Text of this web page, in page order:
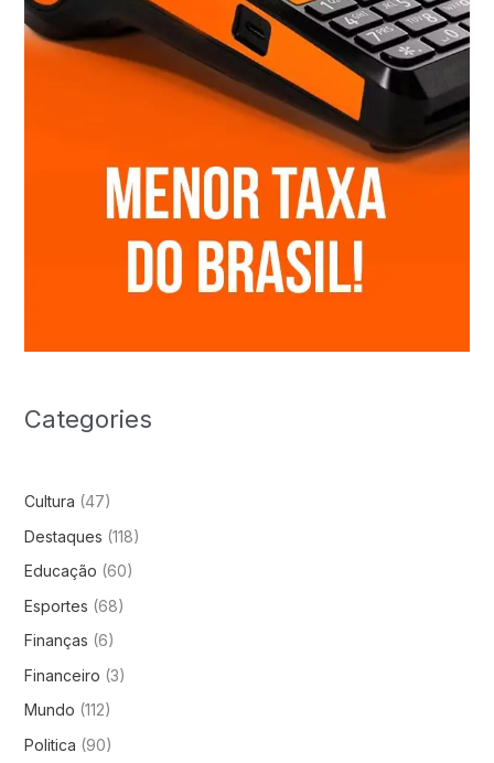
Categories
Cultura (47)
Destaques (118)
Educação (60)
Esportes (68)
Finanças (6)
Financeiro (3)
Mundo (112)
Politica (90)